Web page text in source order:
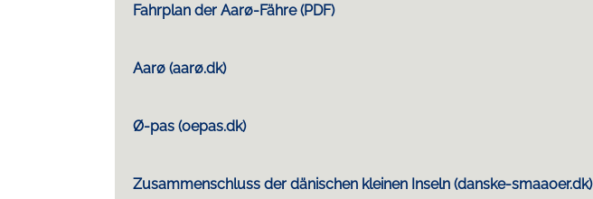
Fahrplan der Aarø-Fähre (PDF)
Aarø (aarø.dk)
Ø-pas (oepas.dk)
Zusammenschluss der dänischen kleinen Inseln (danske-smaaoer.dk)